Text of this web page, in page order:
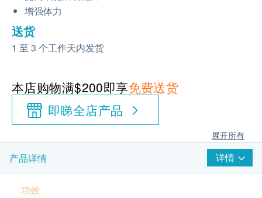
增强体力
送货
1 至 3 个工作天内发货
本店购物满$200即享免费送货
即睇全店产品
展开所有
产品详情 详情
功效